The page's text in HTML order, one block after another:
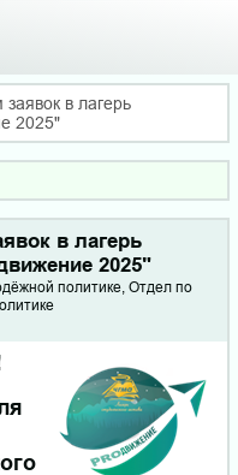
в лагерь
2025"
в лагерь
2025"
политике, Отдел по